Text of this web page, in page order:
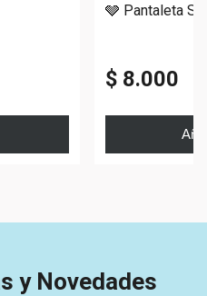
🩶 Pantaleta
$ 8.000
y Novedades